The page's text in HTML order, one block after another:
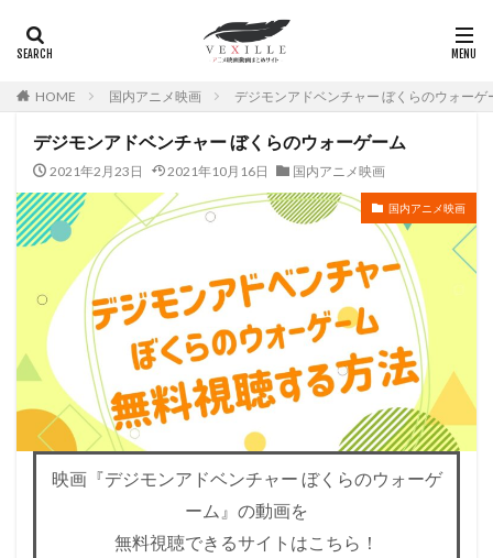
HOME 国内アニメ映画 デジモンアドベンチャー ぼくらのウォーゲ
デジモンアドベンチャー ぼくらのウォーゲーム
2021年2月23日 2021年10月16日 国内アニメ映画
国内アニメ映画
映画『デジモンアドベンチャー ぼくらのウォーゲ
ーム』の動画を
無料視聴できるサイトはこちら！